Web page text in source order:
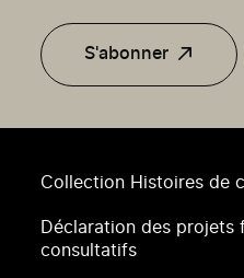
Collection Histoires de
Déclaration des
consultatifs
S'abonner